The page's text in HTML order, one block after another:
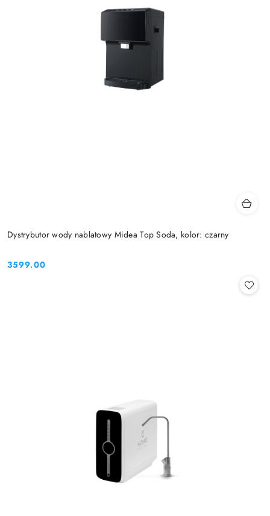
Dystrybutor wody nablatowy Midea Top Soda, kolor: czarny
Cena:
3599.00